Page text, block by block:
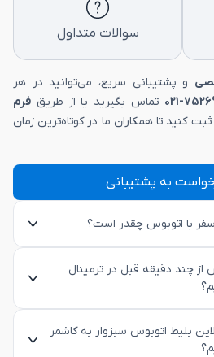
سوالات متداول
و پشتیبانی سریع، می‌توانید در هر
75269- تماس بگیرید یا از طریق فرم
کنید تا همکاران ما در کوتاه‌ترین زمان
به پشتیبانی
سفر با اتوبوس چقدر است؟
از چند دقیقه قبل در ترمینال
بلیط اتوبوس سبزوار به کاشمر